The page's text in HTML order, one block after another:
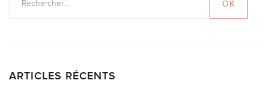
ARTICLES RÉCENTS